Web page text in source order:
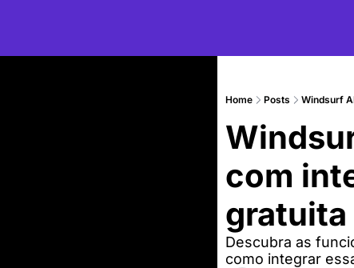
Home Posts Windsurf
com
gratuita
Descubra as
como integrar